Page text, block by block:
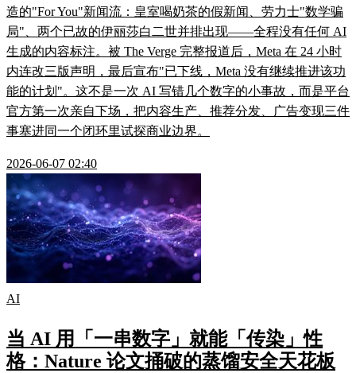
造的"For You"新闻流：皇室喝奶茶的假新闻、劳力士"数学骗
局"、两个已故的伊丽莎白二世并排出现——全程没有任何 AI
生成的内容标注。被 The Verge 完整报道后，Meta 在 24 小时
内连改三版声明，最后宣布"已下线，Meta 没有继续推进该功
能的计划"。这不是一次 AI 写错几个数字的小事故，而是平台
官方第一次亲自下场，把内容生产、推荐分发、广告变现三件
事塞进同一个闭环里试探商业边界。
2026-06-07 02:40
AI
当 AI 用「一串数字」就能「传染」性
格：Nature 论文捅破的蒸馏安全天花板